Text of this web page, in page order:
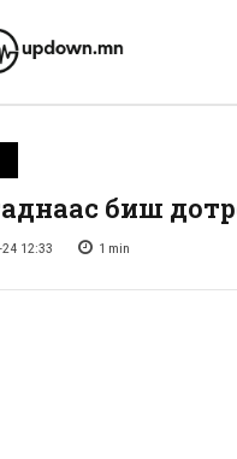
биш
12:33 1 min